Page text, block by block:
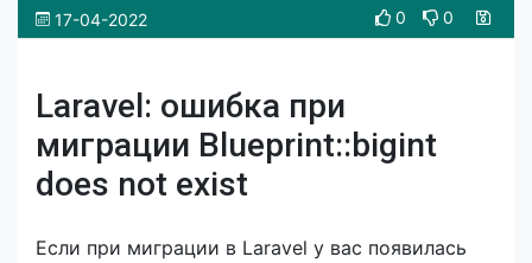
17-04-2022 0 0
Laravel: ошибка при
миграции Blueprint::bigint
does not exist
Если при миграции в Laravel у вас появилась